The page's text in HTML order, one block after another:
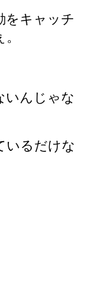
をキャッチ
いんじゃな
いるだけな